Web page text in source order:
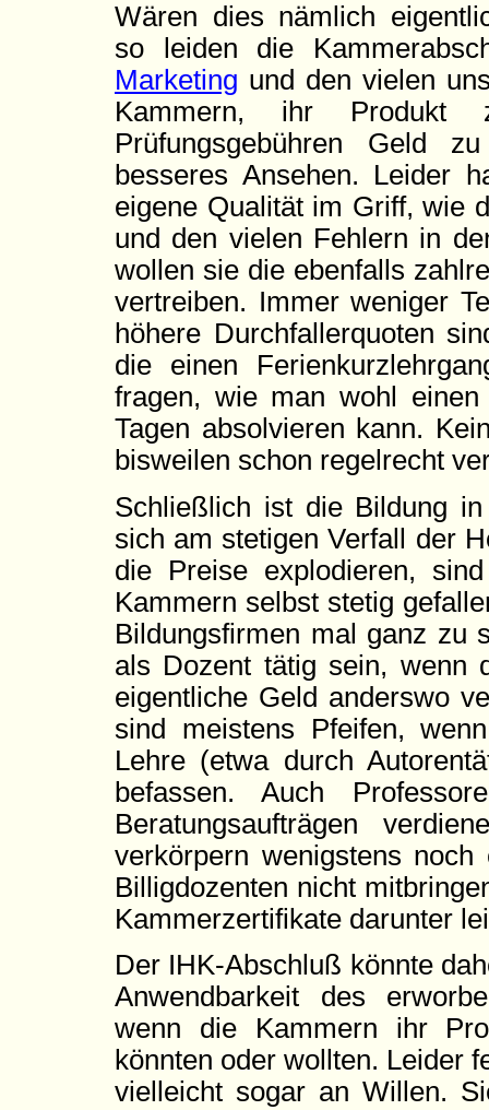
Wären dies nämlich
so leiden die
Marketing und den vielen
Kammern, ihr
Prüfungsgebühren Geld
besseres Ansehen. Leider
eigene Qualität im Griff, wie
und den vielen Fehlern in
wollen sie die ebenfalls
vertreiben. Immer weniger
höhere Durchfallerquoten
die einen
fragen, wie man wohl
Tagen absolvieren kann.
bisweilen schon regelrecht
Schließlich ist die Bildung
sich am stetigen Verfall der
die Preise explodieren,
Kammern selbst stetig
Bildungsfirmen mal ganz zu
als Dozent tätig sein, wenn
eigentliche Geld anderswo
sind meistens Pfeifen,
Lehre (etwa durch
befassen. Auch
Beratungsaufträgen
verkörpern wenigstens
Billigdozenten nicht
Kammerzertifikate darunter
Der IHK-Abschluß könnte
Anwendbarkeit des
wenn die Kammern ihr
könnten oder wollten. Leider
vielleicht sogar an Willen.